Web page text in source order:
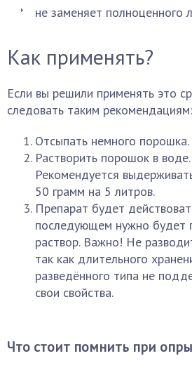
не заменяет полноценного
Как применять?
Если вы решили применять это
следовать таким рекомендациям:
Отсыпать немного порошка.
Растворить порошок в
Рекомендуется
50 грамм на 5 литров.
Препарат будет
последующем нужно будет
раствор. Важно! Не
так как длительного
разведённого типа не
свои свойства.
Что стоит помнить при